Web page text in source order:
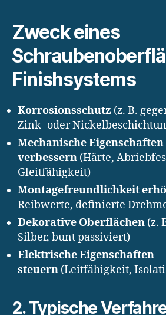
Zweck eines
Finishsystems
Korrosionsschutz (z. B.
Zink- oder
Mechanische Eigenschaften
verbessern (Härte,
Gleitfähigkeit)
Montagefreundlichkeit
Reibwerte, definierte
Dekorative Oberflächen (z.
Silber, bunt passiviert)
Elektrische Eigenschaften
steuern (Leitfähigkeit,
2. Typische